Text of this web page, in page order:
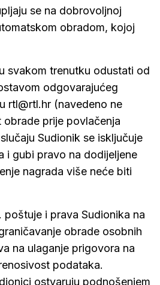
se na dobrovoljnoj
obradom, kojoj
svakom trenutku odustati od
odgovarajućeg
rtl@rtl.hr (navedeno ne
prije povlačenja
Sudionik se isključuje
i gubi pravo na dodijeljene
nagrada više neće biti
poštuje i prava Sudionika na
obrade osobnih
na ulaganje prigovora na
podataka.
ostvaruju podnošenjem